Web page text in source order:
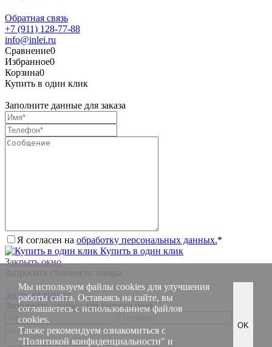
Обратная связь
+7 (911) 128-77-88
info@inlei.ru
Сравнение0
Избранное0
Корзина0
Купить в один клик
Заполните данные для заказа
Я согласен на обработку персональных данных.*
Купить в один клик
Закрыть окно
Запросить стоимость товара
Загрузка товара
Заполните данные для запроса цены
Мы используем файлы cookies для улучшения
работы сайта. Оставаясь на сайте, вы
соглашаетесь с использованием файлов
cookies.
Также рекомендуем ознакомиться с
"Политикой конфиденциальности" и
OK